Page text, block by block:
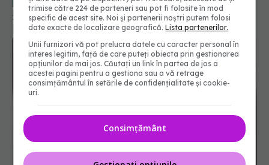
le înlocuiești. Adevărul despre apă
25 iul 2025, 14:41
trimise către 224 de parteneri sau pot fi folosite în mod
specific de acest site. Noi și partenerii noștri putem folosi
date exacte de localizare geografică.Lista partenerilor.
Unii furnizori vă pot prelucra datele cu caracter personal în
interes legitim, față de care puteți obiecta prin gestionarea
opțiunilor de mai jos. Căutați un link în partea de jos a
acestei pagini pentru a gestiona sau a vă retrage
consimțământul în setările de confidențialitate și cookie-
uri.
Consimțământ